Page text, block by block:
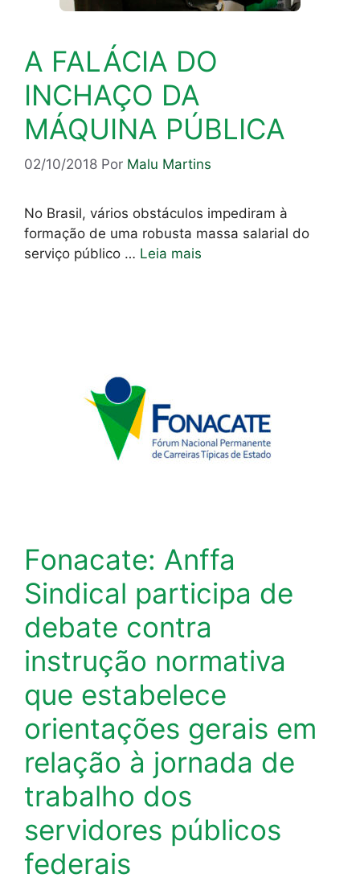
A FALÁCIA DO
INCHAÇO DA
MÁQUINA PÚBLICA
02/10/2018 Por Malu Martins
No Brasil, vários obstáculos impediram à
formação de uma robusta massa salarial do
serviço público … Leia mais
Fonacate: Anffa
Sindical participa de
debate contra
instrução normativa
que estabelece
orientações gerais em
relação à jornada de
trabalho dos
servidores públicos
federais